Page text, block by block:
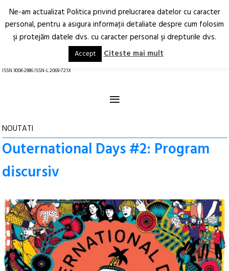
Arhitectură.
Oraș.
RO EN
ISSN 3008-2986 ISSN-L 2069-721X
≡
NOUTATI
Outernational Days #2: Program
discursiv
Ne-am actualizat Politica privind prelucrarea datelor cu caracter
personal, pentru a asigura informaţii detaliate despre cum folosim
şi protejăm datele dvs. cu caracter personal şi drepturile dvs.
Accept Citeste mai mult